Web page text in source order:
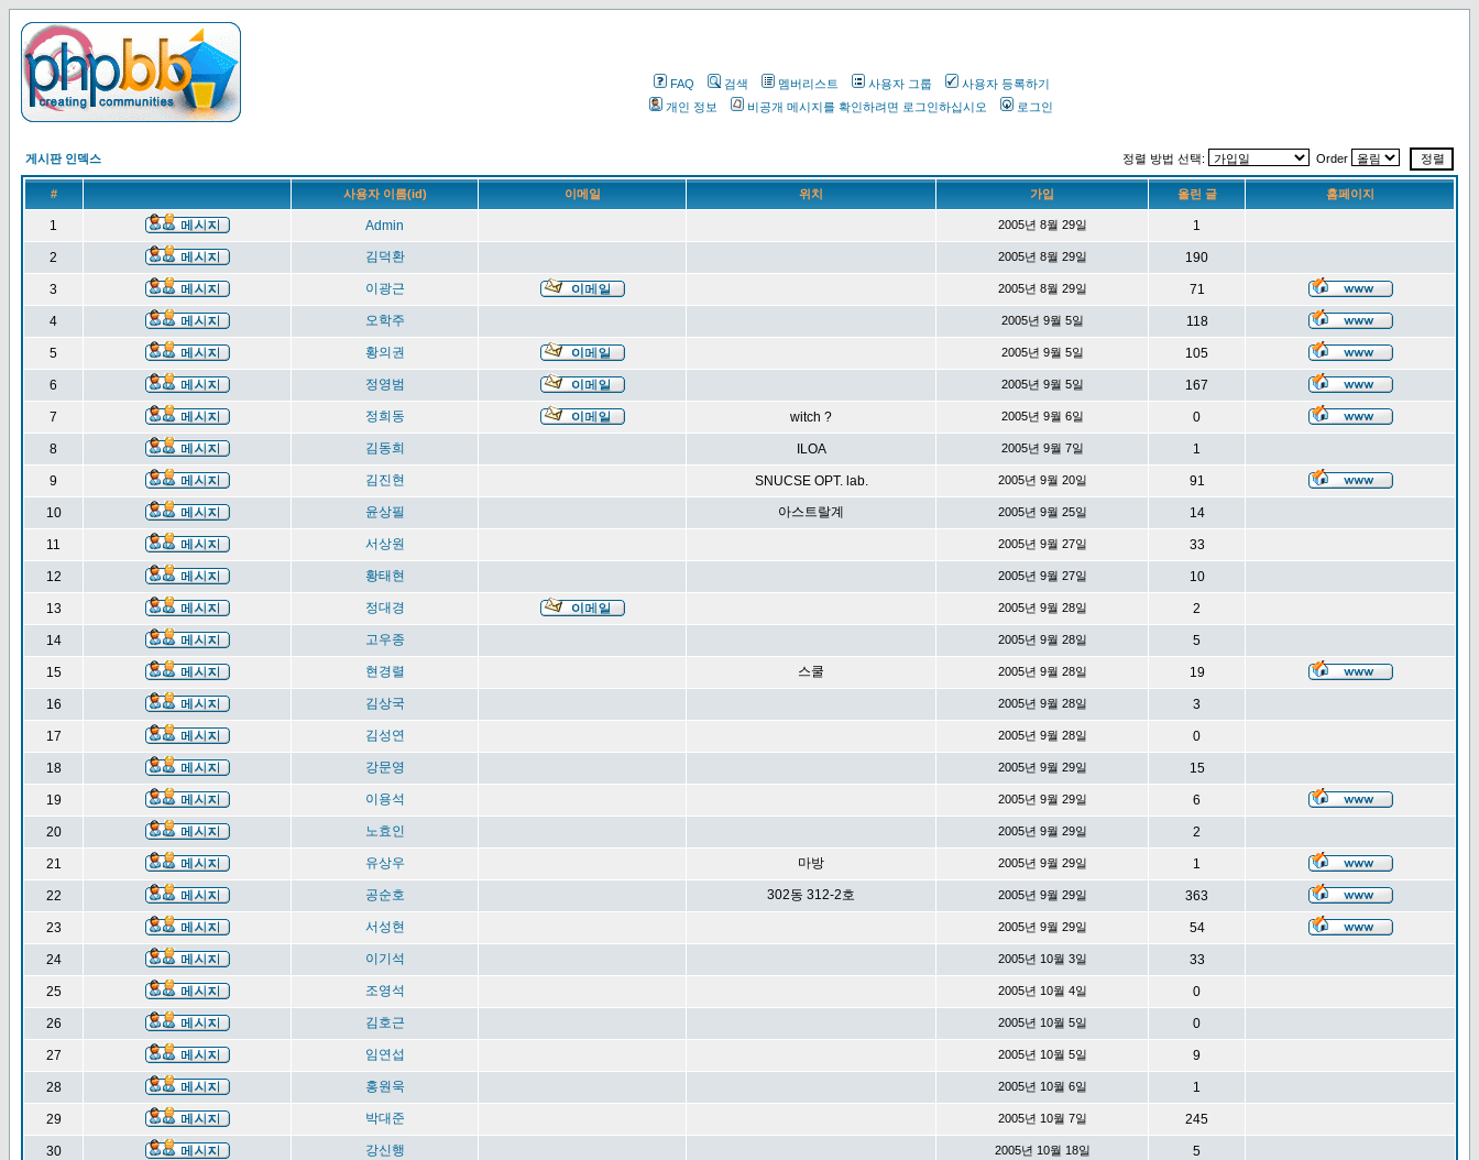
FAQ 검색 멤버리스트 사용자 그룹
사용자 등록하기
개인 정보
비공개 메시지를 확인하려면 로그인하십시오 로그인
게시판 인덱스 정렬 방법 선택: Order
# 사용자 이름(id) 이메일 위치 가입 올린 글 홈페이지
1 Admin 2005년 8월 29일 1
2 김덕환 2005년 8월 29일 190
3 이광근 2005년 8월 29일 71
4 오학주 2005년 9월 5일 118
5 황의권 2005년 9월 5일 105
6 정영범 2005년 9월 5일 167
7 정희동 witch ? 2005년 9월 6일 0
8 김동희 ILOA 2005년 9월 7일 1
9 김진현 SNUCSE OPT. lab. 2005년 9월 20일 91
10 윤상필 아스트랄계 2005년 9월 25일 14
11 서상원 2005년 9월 27일 33
12 황태현 2005년 9월 27일 10
13 정대경 2005년 9월 28일 2
14 고우종 2005년 9월 28일 5
15 현경렬 스쿨 2005년 9월 28일 19
16 김상국 2005년 9월 28일 3
17 김성연 2005년 9월 28일 0
18 강문영 2005년 9월 29일 15
19 이용석 2005년 9월 29일 6
20 노효인 2005년 9월 29일 2
21 유상우 마방 2005년 9월 29일 1
22 공순호 302동 312-2호 2005년 9월 29일 363
23 서성현 2005년 9월 29일 54
24 이기석 2005년 10월 3일 33
25 조영석 2005년 10월 4일 0
26 김호근 2005년 10월 5일 0
27 임연섭 2005년 10월 5일 9
28 홍원욱 2005년 10월 6일 1
29 박대준 2005년 10월 7일 245
30 강신행 2005년 10월 18일 5